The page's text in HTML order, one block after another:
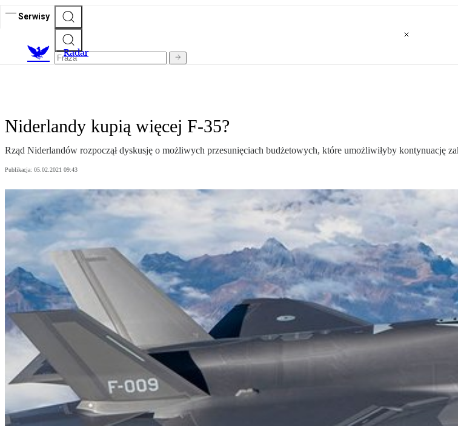
Serwisy
Radar
Niderlandy kupią więcej F-35?
Rząd Niderlandów rozpoczął dyskusję o możliwych przesunięciach budżetowych, które umożliwiłyby
Publikacja: 05.02.2021 09:43